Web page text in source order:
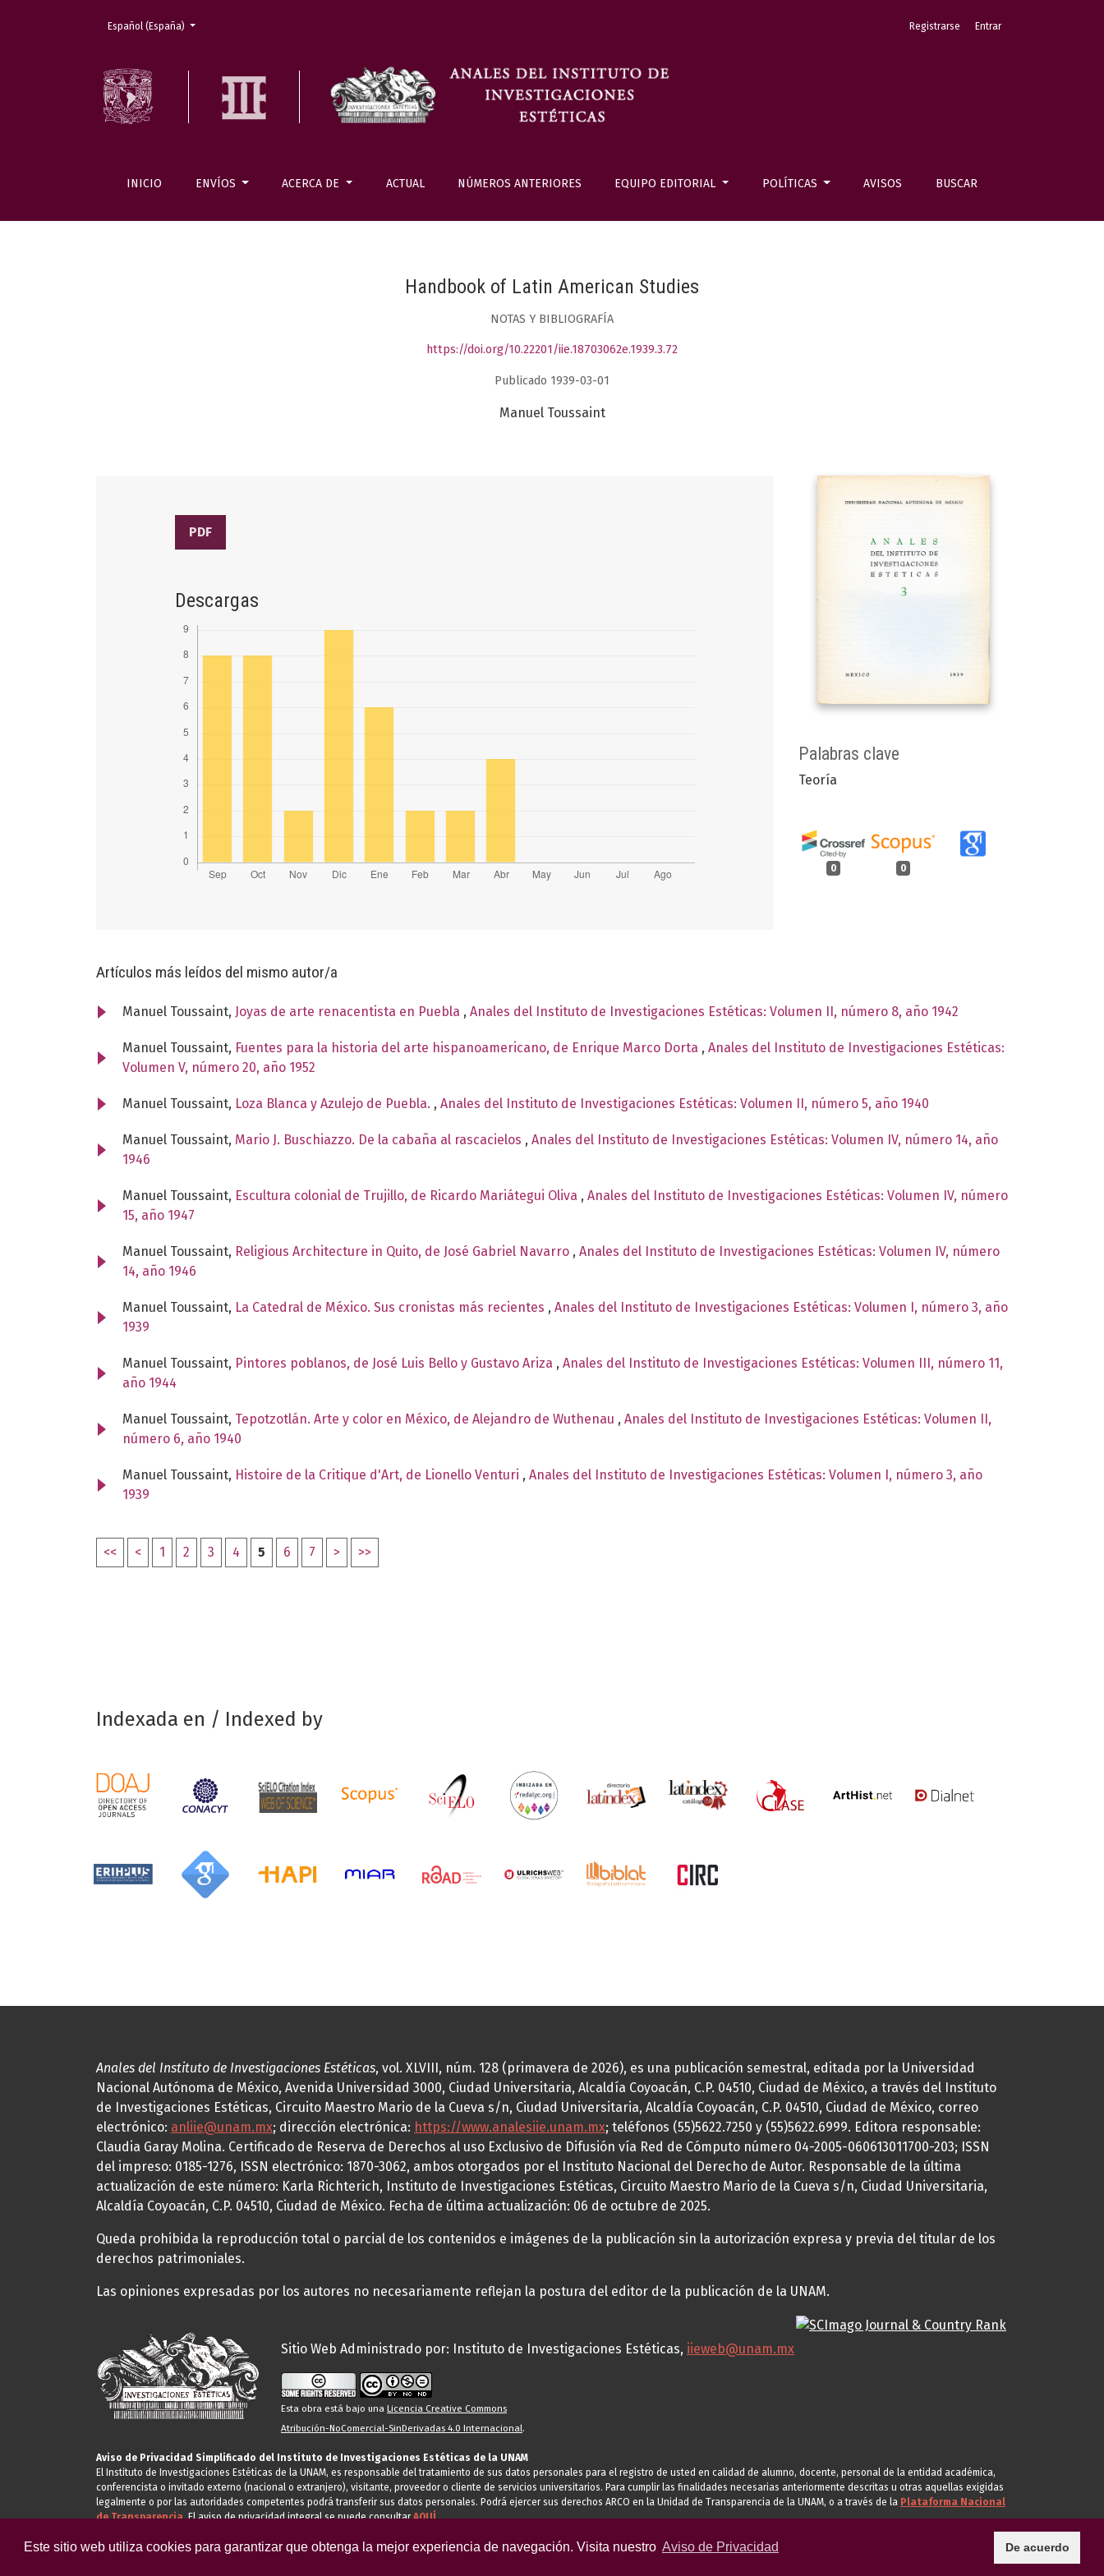
Este sitio web utiliza cookies para garantizar que obtenga la mejor experiencia de navegación. Visita nuestro Aviso de Privacidad De acuerdo
INICIO ENVÍOS ACERCA DE ACTUAL NÚMEROS ANTERIORES EQUIPO EDITORIAL POLÍTICAS AVISOS BUSCAR
Registrarse Entrar
Cambiar el idioma. El actual es:
Español (España)
Handbook of Latin American Studies
NOTAS Y BIBLIOGRAFÍA
https://doi.org/10.22201/iie.18703062e.1939.3.72
Publicado 1939-03-01
Manuel Toussaint
Palabras clave
Teoría
0 0
PDF
Descargas
Artículos más leídos del mismo autor/a
Manuel Toussaint, Joyas de arte renacentista en Puebla , Anales del Instituto de Investigaciones Estéticas: Volumen II, número 8, año 1942
Manuel Toussaint, Fuentes para la historia del arte hispanoamericano, de Enrique Marco Dorta , Anales del Instituto de Investigaciones Estéticas:
Volumen V, número 20, año 1952
Manuel Toussaint, Loza Blanca y Azulejo de Puebla. , Anales del Instituto de Investigaciones Estéticas: Volumen II, número 5, año 1940
Manuel Toussaint, Mario J. Buschiazzo. De la cabaña al rascacielos , Anales del Instituto de Investigaciones Estéticas: Volumen IV, número 14, año
1946
Manuel Toussaint, Escultura colonial de Trujillo, de Ricardo Mariátegui Oliva , Anales del Instituto de Investigaciones Estéticas: Volumen IV, número
15, año 1947
Manuel Toussaint, Religious Architecture in Quito, de José Gabriel Navarro , Anales del Instituto de Investigaciones Estéticas: Volumen IV, número
14, año 1946
Manuel Toussaint, La Catedral de México. Sus cronistas más recientes , Anales del Instituto de Investigaciones Estéticas: Volumen I, número 3, año
1939
Manuel Toussaint, Pintores poblanos, de José Luis Bello y Gustavo Ariza , Anales del Instituto de Investigaciones Estéticas: Volumen III, número 11,
año 1944
Manuel Toussaint, Tepotzotlán. Arte y color en México, de Alejandro de Wuthenau , Anales del Instituto de Investigaciones Estéticas: Volumen II,
número 6, año 1940
Manuel Toussaint, Histoire de la Critique d'Art, de Lionello Venturi , Anales del Instituto de Investigaciones Estéticas: Volumen I, número 3, año
1939
<< < 1 2 3 4 5 6 7 > >>
Indexada en / Indexed by
Anales del Instituto de Investigaciones Estéticas, vol. XLVIII, núm. 128 (primavera de 2026), es una publicación semestral, editada por la Universidad
Nacional Autónoma de México, Avenida Universidad 3000, Ciudad Universitaria, Alcaldía Coyoacán, C.P. 04510, Ciudad de México, a través del Instituto
de Investigaciones Estéticas, Circuito Maestro Mario de la Cueva s/n, Ciudad Universitaria, Alcaldía Coyoacán, C.P. 04510, Ciudad de México, correo
electrónico: anliie@unam.mx; dirección electrónica: https://www.analesiie.unam.mx; teléfonos (55)5622.7250 y (55)5622.6999. Editora responsable:
Claudia Garay Molina. Certificado de Reserva de Derechos al uso Exclusivo de Difusión vía Red de Cómputo número 04-2005-060613011700-203; ISSN
del impreso: 0185-1276, ISSN electrónico: 1870-3062, ambos otorgados por el Instituto Nacional del Derecho de Autor. Responsable de la última
actualización de este número: Karla Richterich, Instituto de Investigaciones Estéticas, Circuito Maestro Mario de la Cueva s/n, Ciudad Universitaria,
Alcaldía Coyoacán, C.P. 04510, Ciudad de México. Fecha de última actualización: 06 de octubre de 2025.
Queda prohibida la reproducción total o parcial de los contenidos e imágenes de la publicación sin la autorización expresa y previa del titular de los
derechos patrimoniales.
Las opiniones expresadas por los autores no necesariamente reflejan la postura del editor de la publicación de la UNAM.
Sitio Web Administrado por: Instituto de Investigaciones Estéticas, iieweb@unam.mx
Esta obra está bajo una Licencia Creative Commons
Atribución-NoComercial-SinDerivadas 4.0 Internacional.
Aviso de Privacidad Simplificado del Instituto de Investigaciones Estéticas de la UNAM
El Instituto de Investigaciones Estéticas de la UNAM, es responsable del tratamiento de sus datos personales para el registro de usted en calidad de alumno, docente, personal de la entidad académica,
conferencista o invitado externo (nacional o extranjero), visitante, proveedor o cliente de servicios universitarios. Para cumplir las finalidades necesarias anteriormente descritas u otras aquellas exigidas
legalmente o por las autoridades competentes podrá transferir sus datos personales. Podrá ejercer sus derechos ARCO en la Unidad de Transparencia de la UNAM, o a través de la Plataforma Nacional
de Transparencia.El aviso de privacidad integral se puede consultarAQUÍ